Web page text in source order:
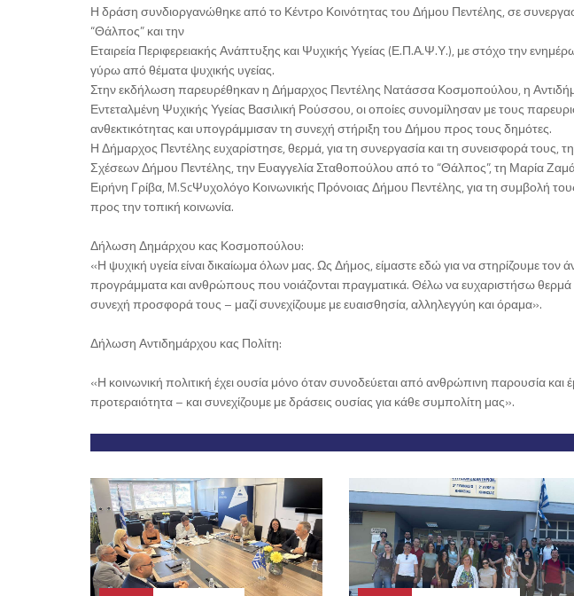
Η δράση συνδιοργανώθηκε από το Κέντρο Κοινότητας του Δήμου Πεντέλης, σε
“Θάλπος” και την
Εταιρεία Περιφερειακής Ανάπτυξης και Ψυχικής Υγείας (Ε.Π.Α.Ψ.Υ.), με στόχο την
γύρω από θέματα ψυχικής υγείας.
Στην εκδήλωση παρευρέθηκαν η Δήμαρχος Πεντέλης Νατάσσα Κοσμοπούλου, η
Εντεταλμένη Ψυχικής Υγείας Βασιλική Ρούσσου, οι οποίες συνομίλησαν με τους
ανθεκτικότητας και υπογράμμισαν τη συνεχή στήριξη του Δήμου προς τους δημότες.
Η Δήμαρχος Πεντέλης ευχαρίστησε, θερμά, για τη συνεργασία και τη συνεισφορά τους,
Σχέσεων Δήμου Πεντέλης, την Ευαγγελία Σταθοπούλου από το “Θάλπος”, τη Μαρία
Ειρήνη Γρίβα, M.ScΨυχολόγο Κοινωνικής Πρόνοιας Δήμου Πεντέλης, για τη συμβολή
προς την τοπική κοινωνία.
Δήλωση Δημάρχου κας Κοσμοπούλου:
«Η ψυχική υγεία είναι δικαίωμα όλων μας. Ως Δήμος, είμαστε εδώ για να στηρίζουμε
προγράμματα και ανθρώπους που νοιάζονται πραγματικά. Θέλω να ευχαριστήσω θερμά
συνεχή προσφορά τους – μαζί συνεχίζουμε με ευαισθησία, αλληλεγγύη και όραμα».
Δήλωση Αντιδημάρχου κας Πολίτη:
«Η κοινωνική πολιτική έχει ουσία μόνο όταν συνοδεύεται από ανθρώπινη παρουσία και
προτεραιότητα – και συνεχίζουμε με δράσεις ουσίας για κάθε συμπολίτη μας».